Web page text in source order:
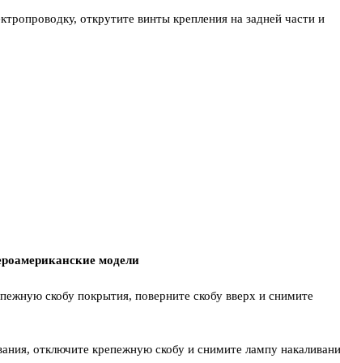
открутите винты крепления на задней части и
модели
скобу покрытия, поверните скобу вверх и снимите
отключите крепежную скобу и снимите лампу